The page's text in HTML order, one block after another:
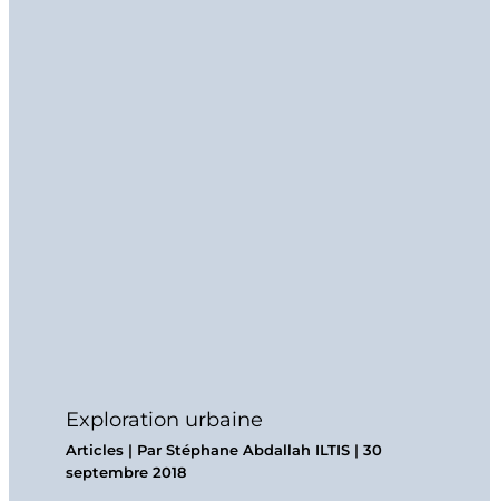
Exploration urbaine
Articles| Par Stéphane Abdallah ILTIS | 30
septembre 2018